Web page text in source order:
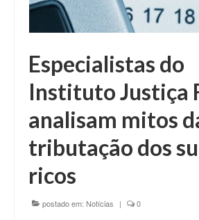
Especialistas do
Instituto Justiça
analisam mitos
tributação dos
ricos
postado em: Notícias | 0